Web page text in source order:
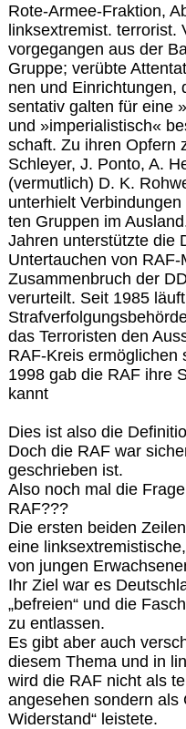
Rote-Armee-Fraktion,
linksextremist. terrorist.
vorgegangen aus der
Gruppe; verübte
nen und Einrichtungen,
sentativ galten für eine
und »imperialistisch«
schaft. Zu ihren Opfern
Schleyer, J. Ponto, A.
(vermutlich) D. K.
unterhielt
ten Gruppen im
Jahren unterstützte die
Untertauchen von
Zusammenbruch der
verurteilt. Seit 1985
das Terroristen den
RAF-Kreis ermöglichen
1998 gab die RAF ihre
kannt
Dies ist also die
Doch die RAF war
geschrieben ist.
Also noch mal die
RAF???
Die ersten beiden
eine
von jungen
Ihr Ziel war es
„befreien“ und die
zu entlassen.
Es gibt aber auch
diesem Thema und in
wird die RAF nicht als
angesehen sondern als
Widerstand“ leistete.